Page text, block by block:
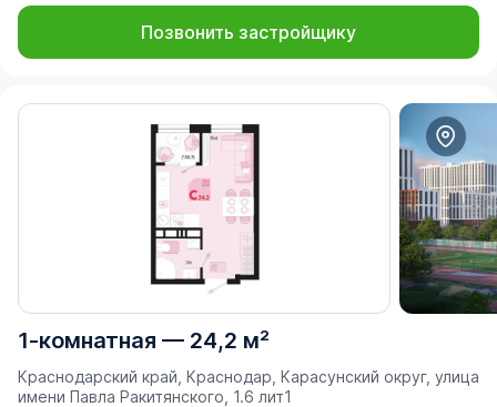
Позвонить застройщику
1-комнатная — 24,2 м²
Краснодарский край, Краснодар, Карасунский округ, улица
имени Павла Ракитянского, 1.6 лит1